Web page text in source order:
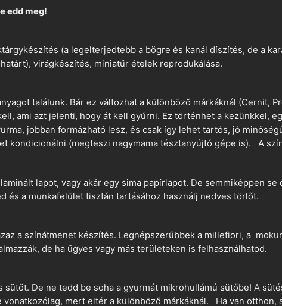
edd meg!
(a legelterjedtebb a bögre és kanál díszítés, de a
virágkészítés, miniatűr ételek reprodukálása.
találunk. Bár ez változhat a különböző márkáknál (Cernit,
ami azt jelenti, hogy át kell gyúrni. Ez történhet a kezünkkel,
jobban formázható lesz, és csak így lehet tartós, jó
kondicionálni (megteszi nagymama tésztanyújtó gépe is). A
lapot, vagy akár egy sima papírlapot. De semmiképpen
és a munkafelület tisztán tartásához használj nedves törlőt.
a színátmenet készítés. Legnépszerűbbek a millefiori, a
de ha ügyes vagy más területeken is felhasználhatod.
De ne tedd be soha a gyurmát mikrohullámú sütőbe! A
mert eltér a különböző márkáknál. Ha van otthon,